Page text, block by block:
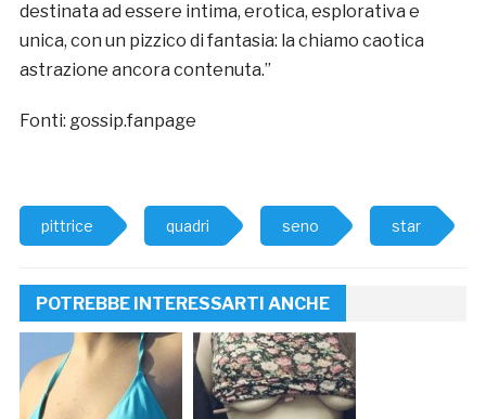
destinata ad essere intima, erotica, esplorativa e
unica, con un pizzico di fantasia: la chiamo caotica
astrazione ancora contenuta.”
Fonti: gossip.fanpage
pittrice quadri seno star
POTREBBE INTERESSARTI ANCHE